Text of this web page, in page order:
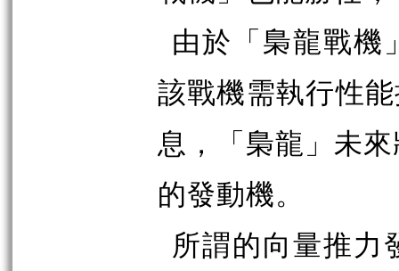
由於「梟龍戰機
該戰機需執行性
息，「梟龍」未
的發動機。
所謂的向量推力